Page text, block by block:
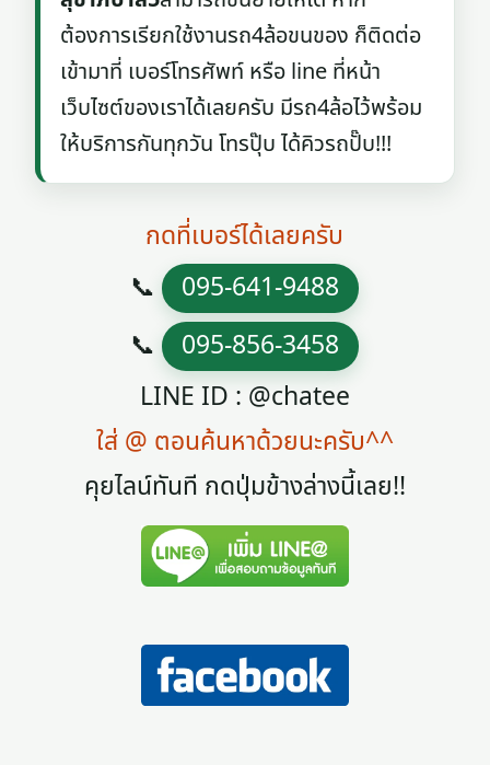
ต้องการเรียกใช้งานรถ4ล้อขนของ ก็ติดต่อ
เข้ามาที่ เบอร์โทรศัพท์ หรือ line ที่หน้า
เว็บไซต์ของเราได้เลยครับ มีรถ4ล้อไว้พร้อม
ให้บริการกันทุกวัน โทรปุ๊บ ได้คิวรถปั๊บ!!!
กดที่เบอร์ได้เลยครับ
📞 095-641-9488
📞 095-856-3458
LINE ID : @chatee
ใส่ @ ตอนค้นหาด้วยนะครับ^^
คุยไลน์ทันที กดปุ่มข้างล่างนี้เลย!!